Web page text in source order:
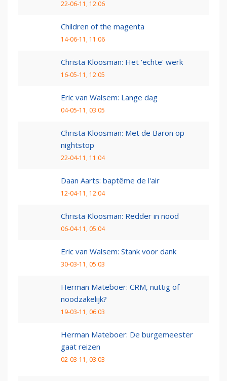
22-06-11, 12:06
Children of the magenta
14-06-11, 11:06
Christa Kloosman: Het 'echte' werk
16-05-11, 12:05
Eric van Walsem: Lange dag
04-05-11, 03:05
Christa Kloosman: Met de Baron op
nightstop
22-04-11, 11:04
Daan Aarts: baptême de l'air
12-04-11, 12:04
Christa Kloosman: Redder in nood
06-04-11, 05:04
Eric van Walsem: Stank voor dank
30-03-11, 05:03
Herman Mateboer: CRM, nuttig of
noodzakelijk?
19-03-11, 06:03
Herman Mateboer: De burgemeester
gaat reizen
02-03-11, 03:03